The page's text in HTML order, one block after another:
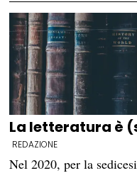
La letteratura è
REDAZIONE
Nel 2020, per la